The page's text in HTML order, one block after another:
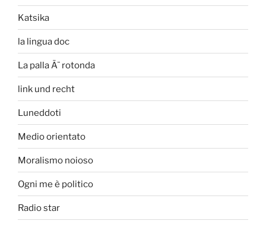
Katsika
la lingua doc
La palla Ã¨ rotonda
link und recht
Luneddoti
Medio orientato
Moralismo noioso
Ogni me è politico
Radio star